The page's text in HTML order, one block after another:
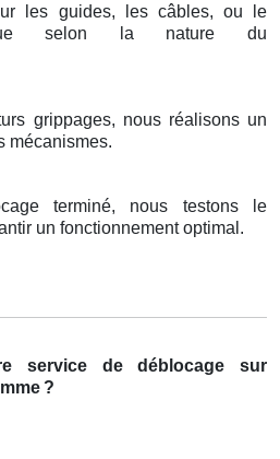
les guides, les câbles, ou le
selon la nature du
grippages, nous réalisons un
mécanismes.
terminé, nous testons le
un fonctionnement optimal.
service de déblocage sur
?